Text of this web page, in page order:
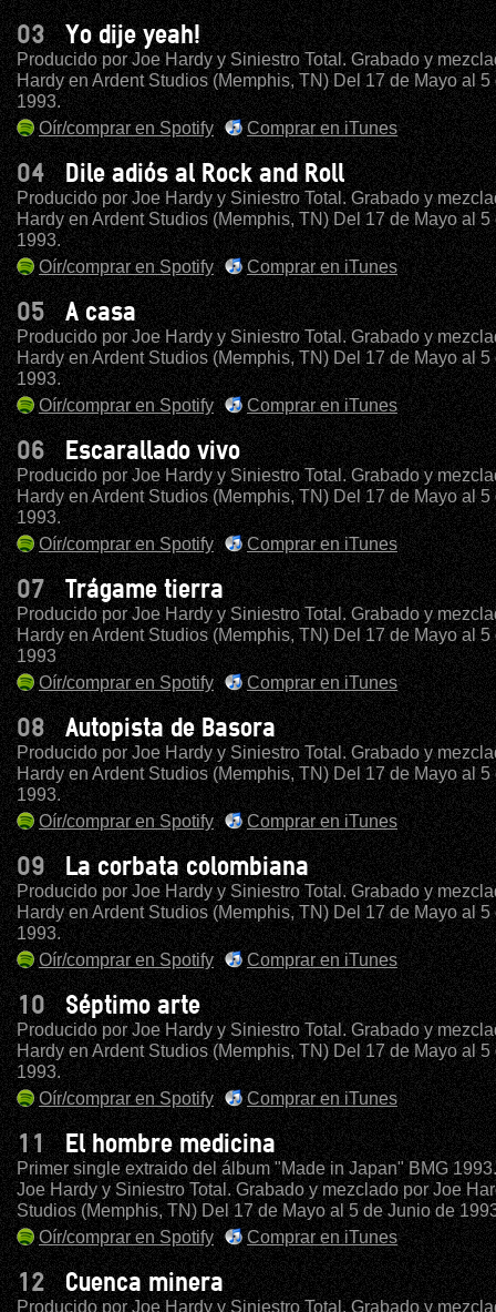
03 Yo dije yeah!
Producido por Joe Hardy y Siniestro Total. Grabado y
Hardy en Ardent Studios (Memphis, TN) Del 17 de Mayo al
1993.
Oír/comprar en Spotify
Comprar en iTunes
04 Dile adiós al Rock and Roll
Producido por Joe Hardy y Siniestro Total. Grabado y
Hardy en Ardent Studios (Memphis, TN) Del 17 de Mayo al
1993.
Oír/comprar en Spotify
Comprar en iTunes
05 A casa
Producido por Joe Hardy y Siniestro Total. Grabado y
Hardy en Ardent Studios (Memphis, TN) Del 17 de Mayo al
1993.
Oír/comprar en Spotify
Comprar en iTunes
06 Escarallado vivo
Producido por Joe Hardy y Siniestro Total. Grabado y
Hardy en Ardent Studios (Memphis, TN) Del 17 de Mayo al
1993.
Oír/comprar en Spotify
Comprar en iTunes
07 Trágame tierra
Producido por Joe Hardy y Siniestro Total. Grabado y
Hardy en Ardent Studios (Memphis, TN) Del 17 de Mayo al
1993
Oír/comprar en Spotify
Comprar en iTunes
08 Autopista de Basora
Producido por Joe Hardy y Siniestro Total. Grabado y
Hardy en Ardent Studios (Memphis, TN) Del 17 de Mayo al
1993.
Oír/comprar en Spotify
Comprar en iTunes
09 La corbata colombiana
Producido por Joe Hardy y Siniestro Total. Grabado y
Hardy en Ardent Studios (Memphis, TN) Del 17 de Mayo al
1993.
Oír/comprar en Spotify
Comprar en iTunes
10 Séptimo arte
Producido por Joe Hardy y Siniestro Total. Grabado y
Hardy en Ardent Studios (Memphis, TN) Del 17 de Mayo al
1993.
Oír/comprar en Spotify
Comprar en iTunes
11 El hombre medicina
Primer single extraido del álbum "Made in Japan" BMG
Joe Hardy y Siniestro Total. Grabado y mezclado por Joe
Studios (Memphis, TN) Del 17 de Mayo al 5 de Junio de
Oír/comprar en Spotify
Comprar en iTunes
12 Cuenca minera
Producido por Joe Hardy y Siniestro Total. Grabado y